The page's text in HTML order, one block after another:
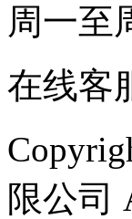
周一至
在线客
限公司